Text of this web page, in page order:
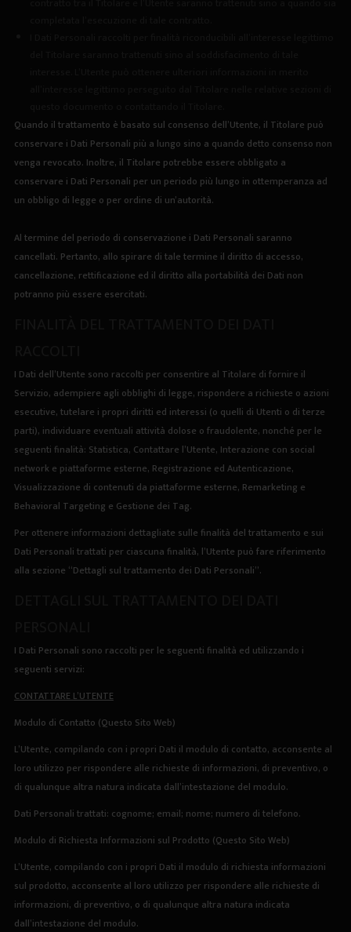
Quando il trattamento è basato sul consenso dell’Utente, il Titolare può
conservare i Dati Personali più a lungo sino a quando detto consenso non
venga revocato. Inoltre, il Titolare potrebbe essere obbligato a
conservare i Dati Personali per un periodo più lungo in ottemperanza ad
un obbligo di legge o per ordine di un’autorità.
Al termine del periodo di conservazione i Dati Personali saranno
cancellati. Pertanto, allo spirare di tale termine il diritto di accesso,
cancellazione, rettificazione ed il diritto alla portabilità dei Dati non
potranno più essere esercitati.
I Dati dell’Utente sono raccolti per consentire al Titolare di fornire il
Servizio, adempiere agli obblighi di legge, rispondere a richieste o azioni
esecutive, tutelare i propri diritti ed interessi (o quelli di Utenti o di terze
parti), individuare eventuali attività dolose o fraudolente, nonché per le
seguenti finalità: Statistica, Contattare l’Utente, Interazione con social
network e piattaforme esterne, Registrazione ed Autenticazione,
Visualizzazione di contenuti da piattaforme esterne, Remarketing e
Behavioral Targeting e Gestione dei Tag.
Per ottenere informazioni dettagliate sulle finalità del trattamento e sui
Dati Personali trattati per ciascuna finalità, l’Utente può fare riferimento
alla sezione “Dettagli sul trattamento dei Dati Personali”.
I Dati Personali sono raccolti per le seguenti finalità ed utilizzando i
seguenti servizi:
CONTATTARE L’UTENTE
Modulo di Contatto (Questo Sito Web)
L’Utente, compilando con i propri Dati il modulo di contatto, acconsente al
loro utilizzo per rispondere alle richieste di informazioni, di preventivo, o
di qualunque altra natura indicata dall’intestazione del modulo.
Dati Personali trattati: cognome; email; nome; numero di telefono.
Modulo di Richiesta Informazioni sul Prodotto (Questo Sito Web)
L’Utente, compilando con i propri Dati il modulo di richiesta informazioni
sul prodotto, acconsente al loro utilizzo per rispondere alle richieste di
informazioni, di preventivo, o di qualunque altra natura indicata
dall’intestazione del modulo.